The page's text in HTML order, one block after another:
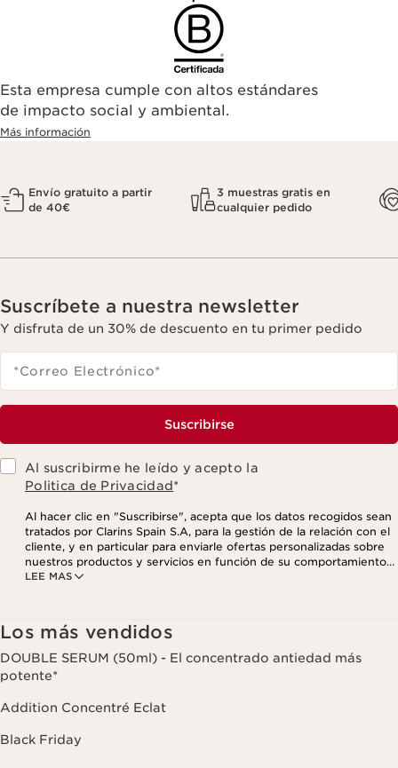
Esta empresa cumple con altos estándares
de impacto social y ambiental.
Más información
Envío gratuito a partir
de 40€
3 muestras gratis en
cualquier pedido
Suscríbete a nuestra newsletter
Y disfruta de un 30% de descuento en tu primer pedido
*Correo Electrónico*
Suscribirse
Al suscribirme he leído y acepto la
Politica de Privacidad*
LEE MAS
Al hacer clic en "Suscribirse", acepta que los datos recogidos sean
tratados por Clarins Spain S.A, para la gestión de la relación con el
cliente, y en particular para enviarle ofertas personalizadas sobre
nuestros productos y servicios en función de su comportamiento
de compra, sus hábitos y/o intereses, incluso mediante su
momento haciendo click en el enlace para darse de baja que
aparece en cada newsletter que reciba. Para más información
sobre la gestión de sus datos y sus derechos, consulte nuestra
Los más vendidos
DOUBLE SERUM (50ml) - El concentrado antiedad más
potente*
Addition Concentré Eclat
Black Friday